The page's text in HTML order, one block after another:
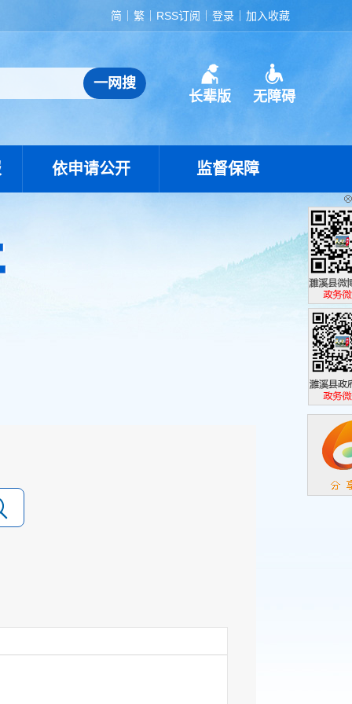
简 繁 RSS订阅 登录 加入收藏
长辈版 无障碍
依申请公开 监督保障
濉溪县政
政务微博
濉溪县政
政务微信